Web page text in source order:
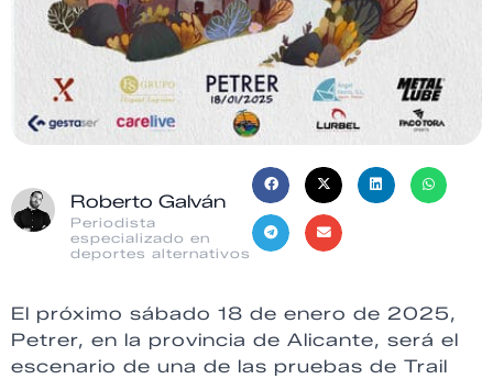
Roberto Galván
Periodista
especializado en
deportes alternativos
El próximo sábado 18 de enero de 2025,
Petrer, en la provincia de Alicante, será el
escenario de una de las pruebas de Trail